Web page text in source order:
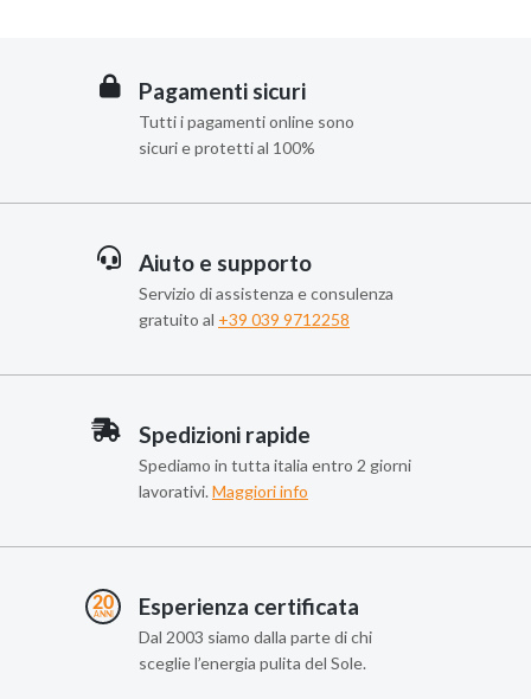
Pagamenti sicuri
Tutti i pagamenti online sono
sicuri e protetti al 100%
Aiuto e supporto
Servizio di assistenza e consulenza
gratuito al +39 039 9712258
Spedizioni rapide
Spediamo in tutta italia entro 2 giorni
lavorativi. Maggiori info
Esperienza certificata
Dal 2003 siamo dalla parte di chi
sceglie l’energia pulita del Sole.